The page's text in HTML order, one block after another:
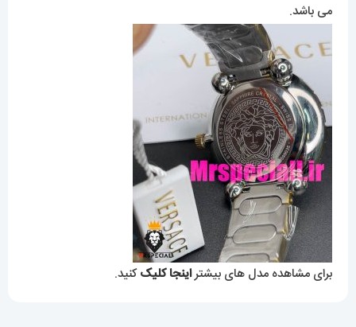
می باشد.
برای مشاهده مدل های بیشتراینجا کلیککنید.